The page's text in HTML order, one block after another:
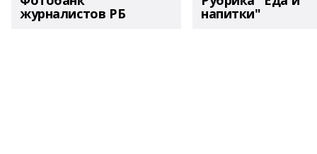
журналистов РБ напитки"